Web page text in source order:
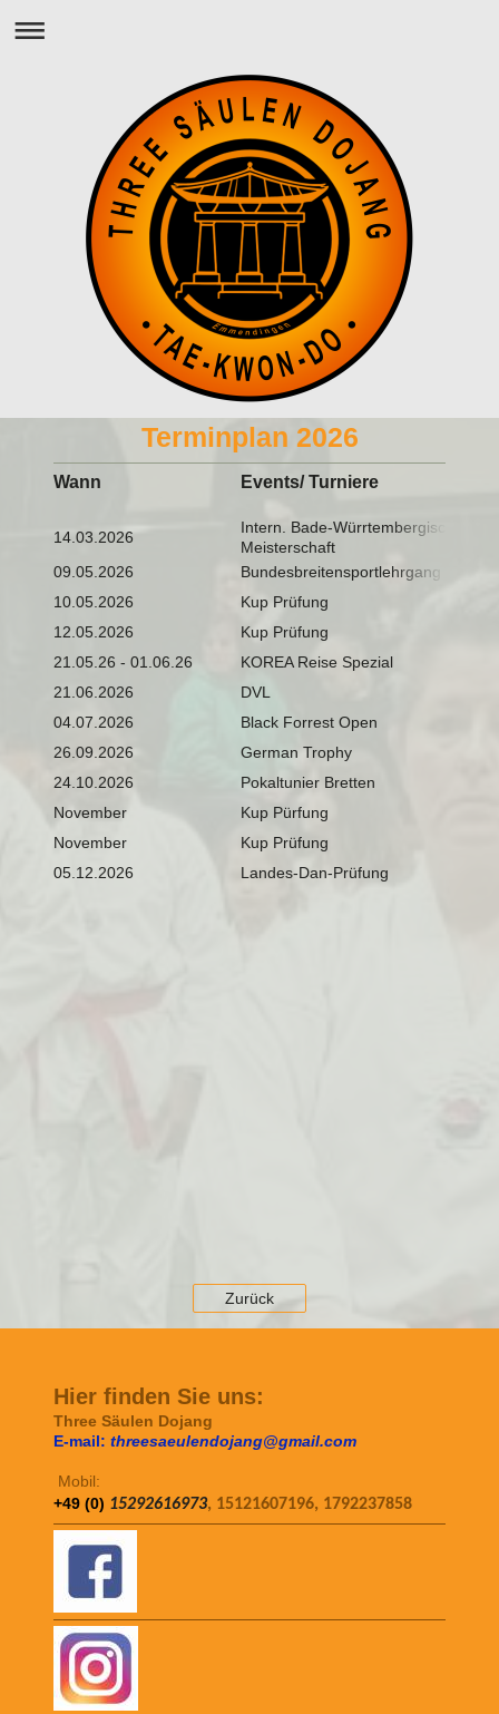
Terminplan 2026
Wann Events/ Turniere
14.03.2026
Intern. Bade-Würrtembergische
Meisterschaft
09.05.2026
Bundesbreitensportlehrgang BBSL
10.05.2026
Kup Prüfung
12.05.2026
Kup Prüfung
21.05.26 - 01.06.26
KOREA Reise Spezial
21.06.2026
DVL
04.07.2026
Black Forrest Open
26.09.2026
German Trophy
24.10.2026
Pokaltunier Bretten
November
Kup Pürfung
November
Kup Prüfung
05.12.2026
Landes-Dan-Prüfung
Zurück
Hier finden Sie uns:
Three Säulen Dojang
E-mail: threesaeulendojang@gmail.com
Mobil:
+49 (0) 15292616973, 15121607196, 1792237858